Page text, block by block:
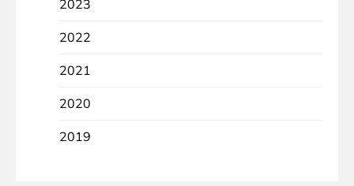
2023
2022
2021
2020
2019